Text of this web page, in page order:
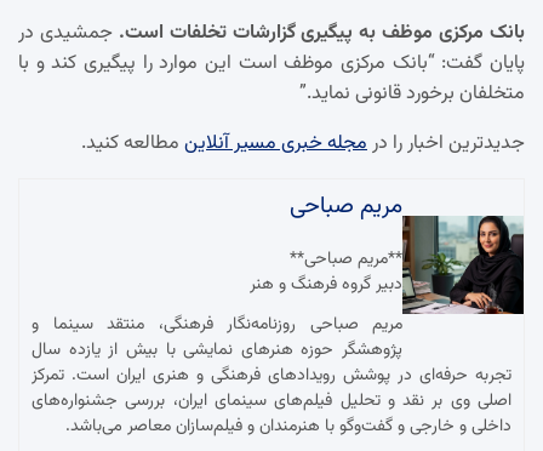
بانک مرکزی موظف به پیگیری گزارشات تخلفات است. جمشیدی در
پایان گفت: “بانک مرکزی موظف است این موارد را پیگیری کند و با
متخلفان برخورد قانونی نماید.”
جدیدترین اخبار را درمجله خبری مسیر آنلاین مطالعه کنید.
مریم صباحی
**مریم صباحی**
دبیر گروه فرهنگ و هنر
مریم صباحی روزنامه‌نگار فرهنگی، منتقد سینما و
پژوهشگر حوزه هنرهای نمایشی با بیش از یازده سال
تجربه حرفه‌ای در پوشش رویدادهای فرهنگی و هنری ایران است. تمرکز
اصلی وی بر نقد و تحلیل فیلم‌های سینمای ایران، بررسی جشنواره‌های
داخلی و خارجی و گفت‌وگو با هنرمندان و فیلم‌سازان معاصر می‌باشد.